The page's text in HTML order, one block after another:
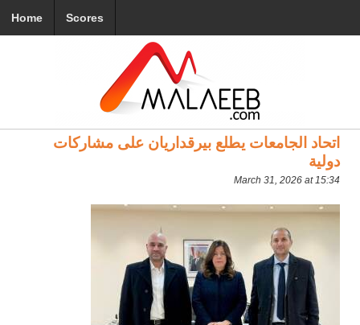
Home Scores
اتحاد الجامعات يطلع بيرقداريان على مشاركات
دولية
March 31, 2026 at 15:34